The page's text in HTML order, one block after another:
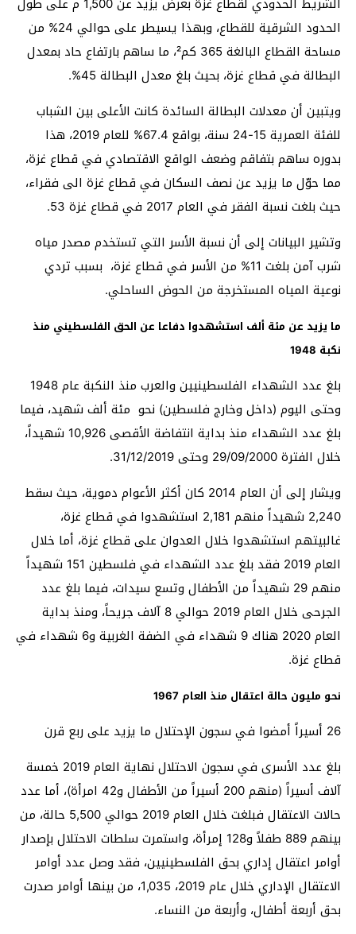
الحدود الشرقية للقطاع، وبهذا يسيطر على حوالي 24% من
مساحة القطاع البالغة 365 كم²، ما ساهم بارتفاع حاد بمعدل
البطالة في قطاع غزة، بحيث بلغ معدل البطالة 45%.
ويتبين أن معدلات البطالة السائدة كانت الأعلى بين الشباب
للفئة العمرية 15-24 سنة، بواقع 67.4% للعام 2019، هذا
بدوره ساهم بتفاقم وضعف الواقع الاقتصادي في قطاع غزة،
مما حوّل ما يزيد عن نصف السكان في قطاع غزة الى فقراء،
حيث بلغت نسبة الفقر في العام 2017 في قطاع غزة 53.
وتشير البيانات إلى أن نسبة الأسر التي تستخدم مصدر مياه
شرب آمن بلغت 11% من الأسر في قطاع غزة، بسبب تردي
نوعية المياه المستخرجة من الحوض الساحلي.
ما يزيد عن مئة ألف استشهدوا دفاعا عن الحق الفلسطيني منذ
نكبة 1948
بلغ عدد الشهداء الفلسطينيين والعرب منذ النكبة عام 1948
وحتى اليوم (داخل وخارج فلسطين) نحو مئة ألف شهيد، فيما
بلغ عدد الشهداء منذ بداية انتفاضة الأقصى 10,926 شهيداً،
خلال الفترة 29/09/2000 وحتى 31/12/2019.
ويشار إلى أن العام 2014 كان أكثر الأعوام دموية، حيث سقط
2,240 شهيداً منهم 2,181 استشهدوا في قطاع غزة،
غالبيتهم استشهدوا خلال العدوان على قطاع غزة، أما خلال
العام 2019 فقد بلغ عدد الشهداء في فلسطين 151 شهيداً
منهم 29 شهيداً من الأطفال وتسع سيدات، فيما بلغ عدد
الجرحى خلال العام 2019 حوالي 8 آلاف جريحاً، ومنذ بداية
العام 2020 هناك 9 شهداء في الضفة الغربية و6 شهداء في
قطاع غزة.
نحو مليون حالة اعتقال منذ العام 1967
26 أسيراً أمضوا في سجون الإحتلال ما يزيد على ربع قرن
بلغ عدد الأسرى في سجون الاحتلال نهاية العام 2019 خمسة
آلاف أسيراً (منهم 200 أسيراً من الأطفال و42 امرأة)، أما عدد
حالات الاعتقال فبلغت خلال العام 2019 حوالي 5,500 حالة، من
بينهم 889 طفلاً و128 إمرأة، واستمرت سلطات الاحتلال بإصدار
أوامر اعتقال إداري بحق الفلسطينيين، فقد وصل عدد أوامر
الاعتقال الإداري خلال عام 2019، 1,035، من بينها أوامر صدرت
بحق أربعة أطفال، وأربعة من النساء.